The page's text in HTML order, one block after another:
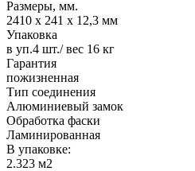
Размеры, мм.
2410 х 241 х 12,3 мм
Упаковка
в уп.4 шт./ вес 16 кг
Гарантия
пожизненная
Тип соединения
Алюминиевый замок
Обработка фаски
Ламинированная
В упаковке:
2.323 м2